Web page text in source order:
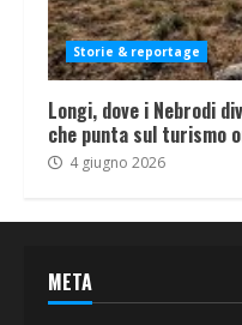
Storie & reportage
Longi, dove i Nebrodi
che punta sul turismo
4 giugno 2026
META